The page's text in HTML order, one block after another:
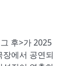
후>가 2025
에서 공연되